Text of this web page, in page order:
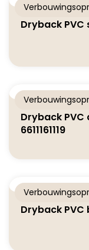
Dryback PVC
Dryback PVC
6611161119
Dryback PVC